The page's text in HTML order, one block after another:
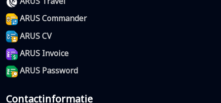
ARUS Commander
ARUS CV
ARUS Invoice
ARUS Password